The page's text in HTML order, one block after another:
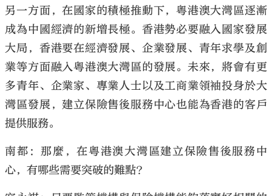
另一方面，在國家的積極推動下，粵港澳大灣區逐漸
成為中國經濟的新增長極。香港勢必要融入國家發展
大局，香港要在經濟發展、企業發展、青年求學及創
業等方面融入粵港澳大灣區的發展。未來，將會有更
多青年、企業家、專業人士以及工商業領袖投身於大
灣區發展，建立保險售後服務中心也能為香港的客戶
提供服務。
南都：那麼，在粵港澳大灣區建立保險售後服務中
心，有哪些需要突破的難點？